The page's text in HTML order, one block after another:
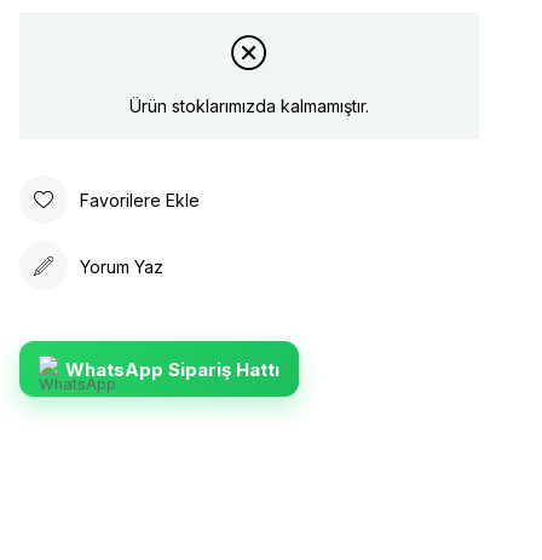
Ürün stoklarımızda kalmamıştır.
Favorilere Ekle
Yorum Yaz
WhatsApp Sipariş Hattı